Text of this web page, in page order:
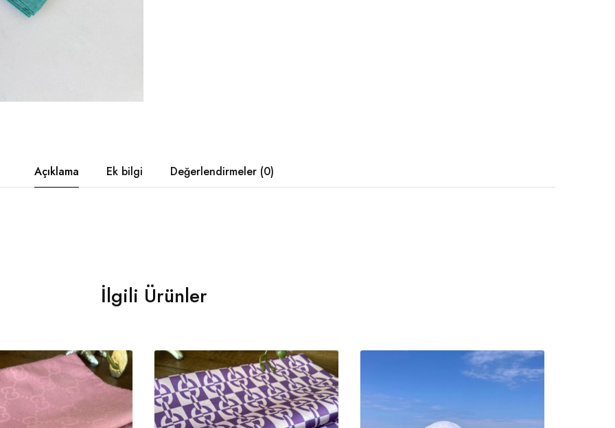
Açıklama Ek bilgi Değerlendirmeler (0)
İlgili Ürünler